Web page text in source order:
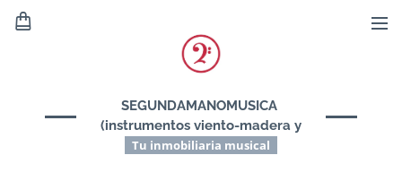
SEGUNDAMANOMUSICA
(instrumentos viento-madera y
viento-metal)
Tu inmobiliaria musical